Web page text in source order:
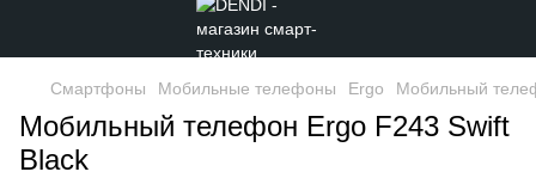
Смартфоны Мобильные телефоны Ergo Мобильный
Мобильный телефон Ergo F243 Swift
Black